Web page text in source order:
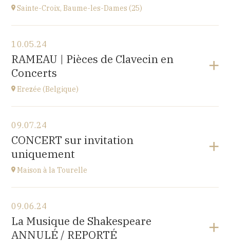
Sainte-Croix, Baume-les-Dames (25)
EHPAD du Centre hospitalier Sainte-Croix,
1 avenue du Président Kennedy, 25110 BAUME-LES-
DAMES
10.05.24
RAMEAU | Pièces de Clavecin en
Concerts
Erezée (Belgique)
Chapelle de Fisenne
Rue de l'Église, 6997 Erezée, BELGIQUE
at11H
Go to site
09.07.24
CONCERT sur invitation
uniquement
Maison à la Tourelle
Maison à la Tourelle
10 place de la Loi, 25110 BAUME-LES-DAMES
at17H00
09.06.24
La Musique de Shakespeare
ANNULÉ / REPORTÉ